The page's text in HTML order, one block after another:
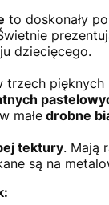
to doskonały
dziecięcego.
trzech pięknych
małe drobne
tektury. Mają
są na